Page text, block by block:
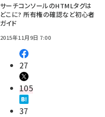
サーチコンソールのHTMLタグは
どこに? 所有権の確認など初心者
ガイド
2015年11月9日 7:00
27
105
37